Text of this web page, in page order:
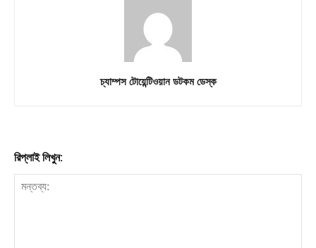
চ্যাম্পস টোয়েন্টিওয়ান ডটকম ডেস্ক
রিপ্লাই লিখুন: